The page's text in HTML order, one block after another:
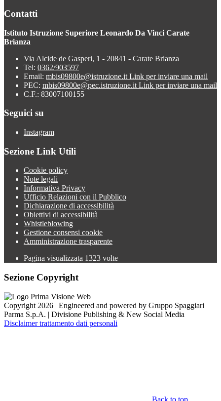
Contatti
Istituto Istruzione Superiore Leonardo Da Vinci Carate
Brianza
Via Alcide de Gasperi, 1 - 20841 - Carate Brianza
Tel: 0362/903597
Email: mbis09800e@istruzione.it Link per inviare una mail
PEC: mbis09800e@pec.istruzione.it Link per inviare una mail
C.F.: 83007100155
Seguici su
Instagram
Sezione Link Utili
Cookie policy
Note legali
Informativa Privacy
Ufficio Relazioni con il Pubblico
Dichiarazione di accessibilità
Obiettivi di accessibilità
Whistleblowing
Gestione consensi cookie
Amministrazione trasparente
Pagina visualizzata 1323 volte
Sezione Copyright
Copyright 2026 | Engineered and powered by Gruppo Spaggiari
Parma S.p.A. | Divisione Publishing & New Social Media
Disclaimer trattamento dati personali
Back to top